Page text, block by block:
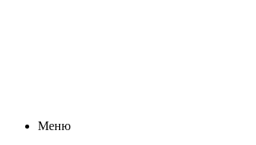
Меню